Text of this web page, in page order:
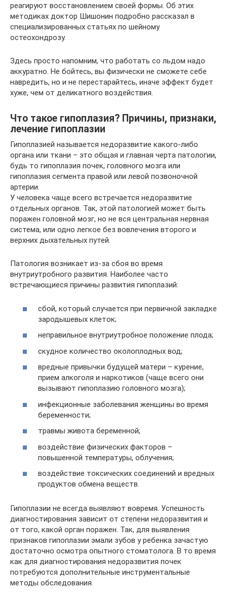
реагируют восстановлением своей формы. Об этих
методиках доктор Шишонин подробно рассказал в
специализированных статьях по шейному
остеохондрозу.
Здесь просто напомним, что работать со льдом надо
аккуратно. Не бойтесь, вы физически не сможете себе
навредить, но и не перестарайтесь, иначе эффект будет
хуже, чем от деликатного воздействия.
Что такое гипоплазия? Причины, признаки,
лечение гипоплазии
Гипоплазией называется недоразвитие какого-либо
органа или ткани – это общая и главная черта патологии,
будь то гипоплазия почек, головного мозга или
гипоплазия сегмента правой или левой позвоночной
артерии.
У человека чаще всего встречается недоразвитие
отдельных органов. Так, этой патологией может быть
поражен головной мозг, но не вся центральная нервная
система, или одно легкое без вовлечения второго и
верхних дыхательных путей.
Патология возникает из-за сбоя во время
внутриутробного развития. Наиболее часто
встречающиеся причины развития гипоплазий:
сбой, который случается при первичной закладке
зародышевых клеток;
неправильное внутриутробное положение плода;
скудное количество околоплодных вод;
вредные привычки будущей матери – курение,
прием алкоголя и наркотиков (чаще всего они
вызывают гипоплазию головного мозга);
инфекционные заболевания женщины во время
беременности;
травмы живота беременной;
воздействие физических факторов –
повышенной температуры, облучения;
воздействие токсических соединений и вредных
продуктов обмена веществ.
Гипоплазии не всегда выявляют вовремя. Успешность
диагностирования зависит от степени недоразвития и
от того, какой орган поражен. Так, для выявления
признаков гипоплазии эмали зубов у ребенка зачастую
достаточно осмотра опытного стоматолога. В то время
как для диагностирования недоразвития почек
потребуются дополнительные инструментальные
методы обследования.